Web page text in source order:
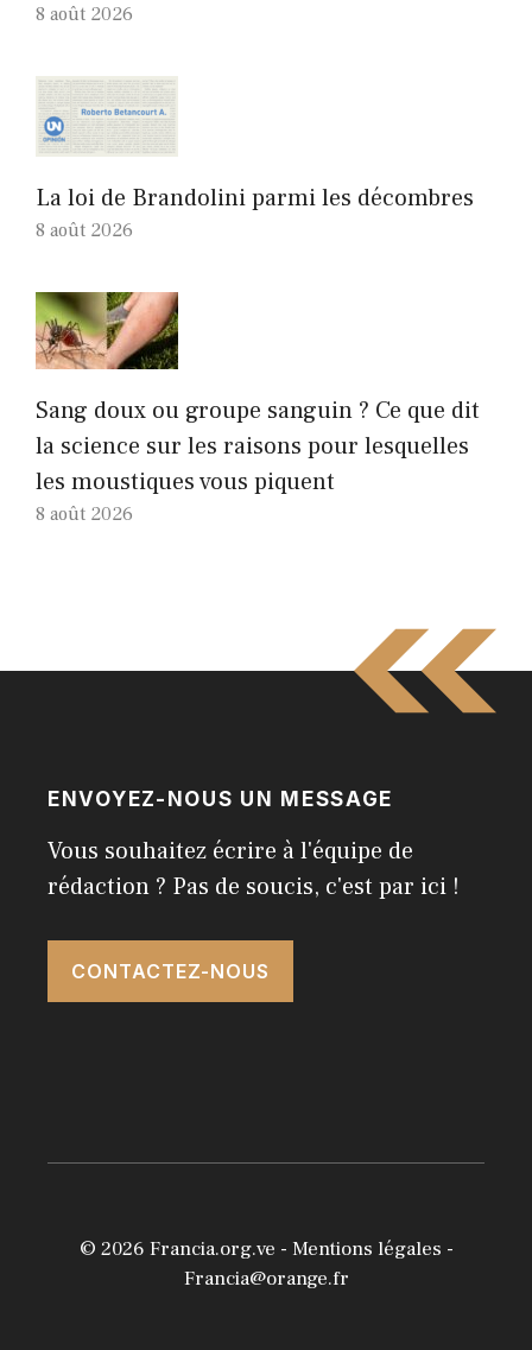
8 août 2026
La loi de Brandolini parmi les décombres
8 août 2026
Sang doux ou groupe sanguin ? Ce que dit
la science sur les raisons pour lesquelles
les moustiques vous piquent
8 août 2026
ENVOYEZ-NOUS UN MESSAGE
Vous souhaitez écrire à l'équipe de
rédaction ? Pas de soucis, c'est par ici !
CONTACTEZ-NOUS
© 2026 Francia.org.ve - Mentions légales -
Francia@orange.fr